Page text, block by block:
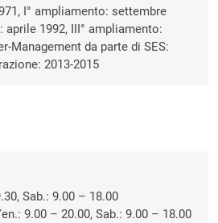
I° ampliamento: settembre
aprile 1992, III° ampliamento:
Management da parte di SES:
2013-2015
Sab.: 9.00 – 18.00
9.00 – 20.00, Sab.: 9.00 – 18.00